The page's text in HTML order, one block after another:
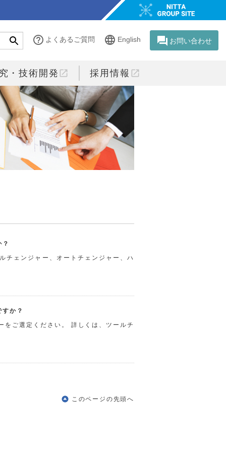
・技術開発open_in_new 採用情報 open_in_new
help_outline よくあるご質問 language English question_answer お問い合わせ
チェンジャー、オートチェンジャー、ハ
か？
をご選定ください。 詳しくは、ツールチ
このページの先頭へ